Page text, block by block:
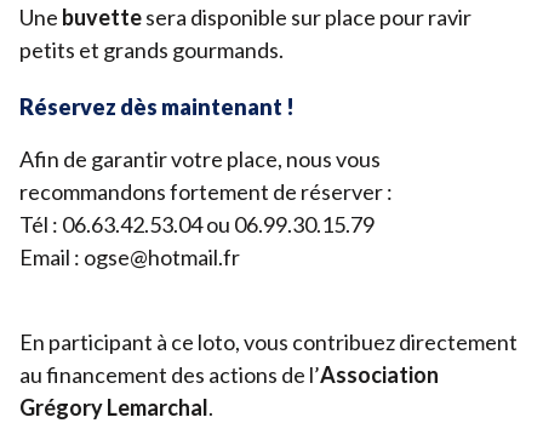
Une buvettesera disponible sur place pour ravir
petits et grands gourmands.
Réservez dès maintenant !
Afin de garantir votre place, nous vous
recommandons fortement de réserver :
Tél : 06.63.42.53.04ou 06.99.30.15.79
Email : ogse@​hotmail.​fr
En participant à ce loto, vous contribuez directement
au financement des actions de l’Association
Grégory Lemarchal.